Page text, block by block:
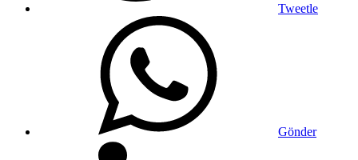
Tweetle
Gönder